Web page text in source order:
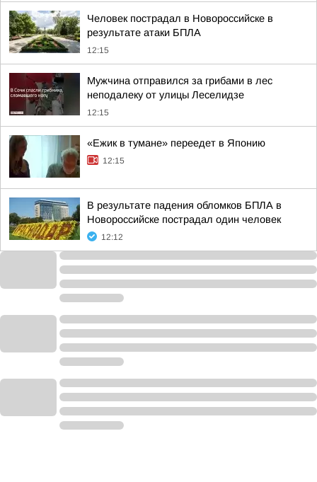
Человек пострадал в Новороссийске в
результате атаки БПЛА
12:15
Мужчина отправился за грибами в лес
неподалеку от улицы Леселидзе
12:15
«Ежик в тумане» переедет в Японию
12:15
В результате падения обломков БПЛА в
Новороссийске пострадал один человек
12:12